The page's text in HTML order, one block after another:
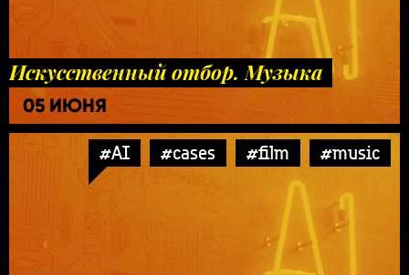
Искусственный отбор. Музыка
05 ИЮНЯ
#AI #cases #film #music